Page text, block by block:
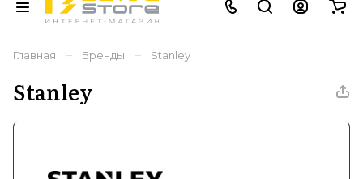
Главная – Бренды – Stanley
Stanley